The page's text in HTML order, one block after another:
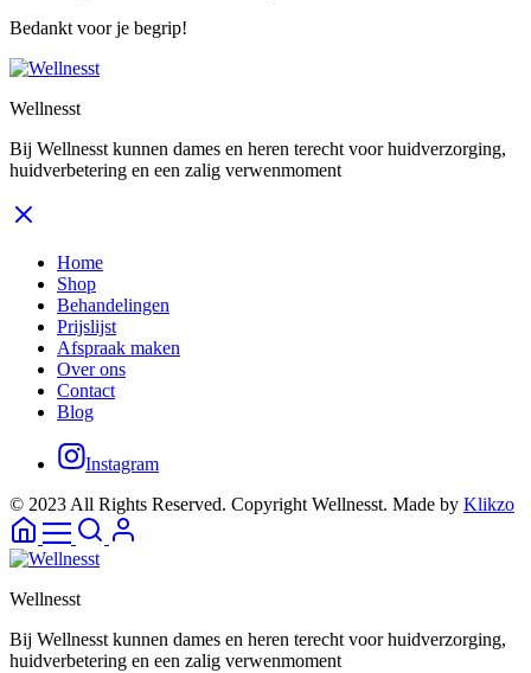
Bedankt voor je begrip!
Wellnesst
Bij Wellnesst kunnen dames en heren terecht voor huidverzorging,
huidverbetering en een zalig verwenmoment
Home
Shop
Behandelingen
Prijslijst
Afspraak maken
Over ons
Contact
Blog
Instagram
© 2023 All Rights Reserved. Copyright Wellnesst. Made by Klikzo
Wellnesst
Bij Wellnesst kunnen dames en heren terecht voor huidverzorging,
huidverbetering en een zalig verwenmoment